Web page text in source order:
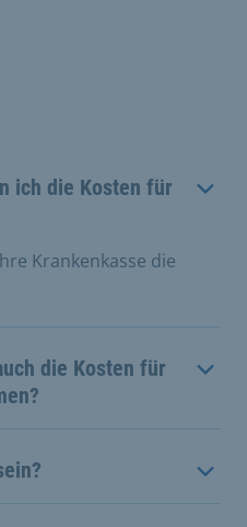
ich die Kosten für
Krankenkasse die
die Kosten für